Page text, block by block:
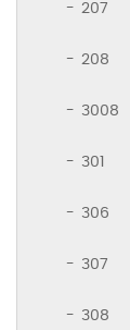
207
208
3008
301
306
307
308